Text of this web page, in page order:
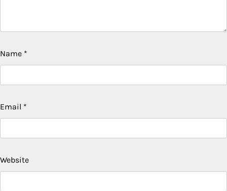
Name *
Email *
Website